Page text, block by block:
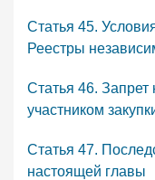
Статья 45.
Реестры
Статья 46. Запрет
участником
Статья 47.
настоящей главы